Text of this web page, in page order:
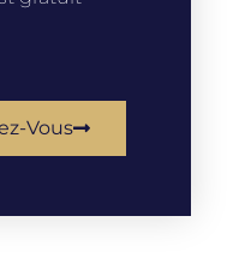
Vous